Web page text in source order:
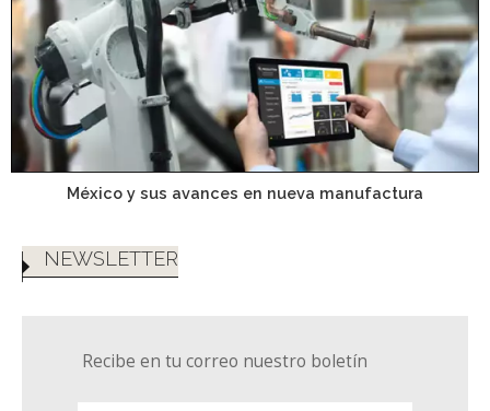
México y sus avances en nueva manufactura
NEWSLETTER
Recibe en tu correo nuestro boletín